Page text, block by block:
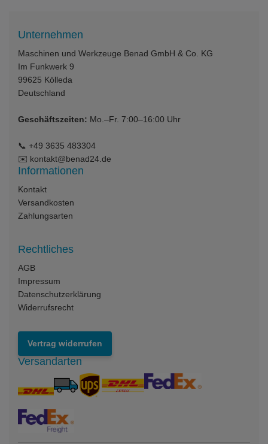
Unternehmen
Maschinen und Werkzeuge Benad GmbH & Co. KG
Im Funkwerk 9
99625 Kölleda
Deutschland
Geschäftszeiten: Mo.–Fr. 7:00–16:00 Uhr
📞 +49 3635 483304
✉️ kontakt@benad24.de
Informationen
Kontakt
Versandkosten
Zahlungsarten
Rechtliches
AGB
Impressum
Datenschutzerklärung
Widerrufsrecht
Vertrag widerrufen
Versandarten